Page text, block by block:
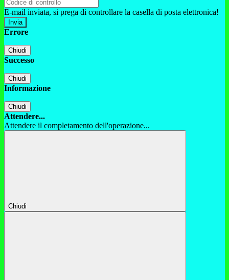
E-mail inviata, si prega di controllare la casella di posta elettronica!
Errore
Chiudi
Successo
Chiudi
Informazione
Chiudi
Attendere...
Attendere il completamento dell'operazione...
Chiudi